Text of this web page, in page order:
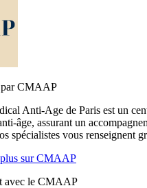
CMAAP
Anti-Age de Paris est un
âge, assurant un
spécialistes vous renseignent
sur CMAAP
avec le CMAAP